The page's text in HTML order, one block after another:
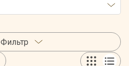
Фильтр